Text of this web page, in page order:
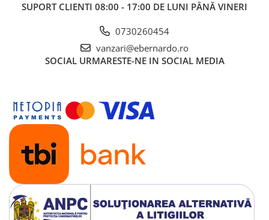
SUPORT CLIENTI 08:00 - 17:00 DE LUNI PÂNĂ VINERI
0730260454
vanzari@ebernardo.ro
SOCIAL URMARESTE-NE IN SOCIAL MEDIA